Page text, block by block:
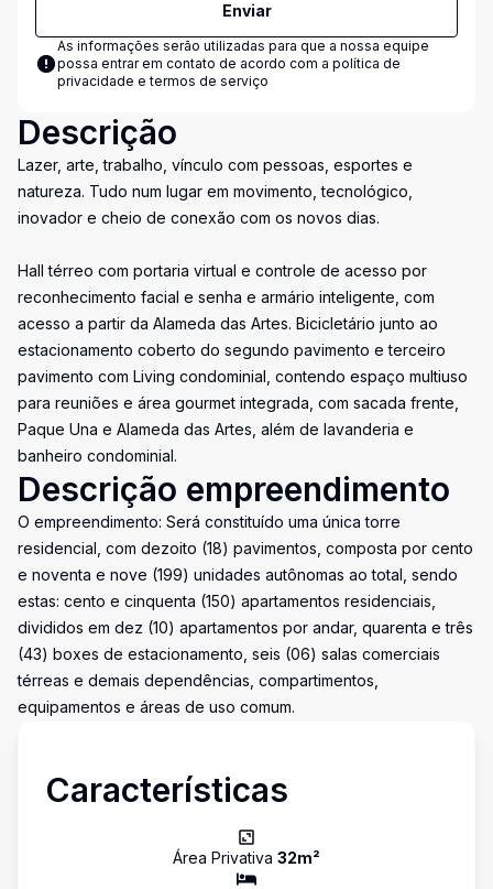
Enviar
As informações serão utilizadas para que a nossa equipe
possa entrar em contato de acordo com a política de
privacidade e termos de serviço
Descrição
Lazer, arte, trabalho, vínculo com pessoas, esportes e
natureza. Tudo num lugar em movimento, tecnológico,
inovador e cheio de conexão com os novos dias.
Hall térreo com portaria virtual e controle de acesso por
reconhecimento facial e senha e armário inteligente, com
acesso a partir da Alameda das Artes. Bicicletário junto ao
estacionamento coberto do segundo pavimento e terceiro
pavimento com Living condominial, contendo espaço multiuso
para reuniões e área gourmet integrada, com sacada frente,
Paque Una e Alameda das Artes, além de lavanderia e
banheiro condominial.
Descrição empreendimento
O empreendimento: Será constituído uma única torre
residencial, com dezoito (18) pavimentos, composta por cento
e noventa e nove (199) unidades autônomas ao total, sendo
estas: cento e cinquenta (150) apartamentos residenciais,
divididos em dez (10) apartamentos por andar, quarenta e três
(43) boxes de estacionamento, seis (06) salas comerciais
térreas e demais dependências, compartimentos,
equipamentos e áreas de uso comum.
Características
Área Privativa 32m²